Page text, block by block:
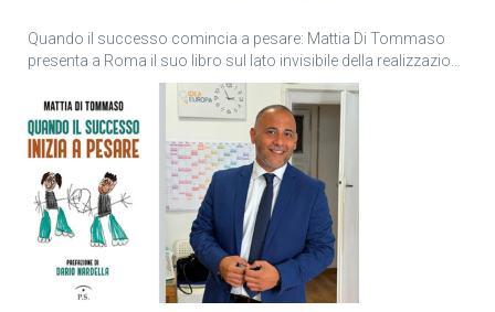
Quando il successo comincia a pesare: Mattia Di Tommaso
presenta a Roma il suo libro sul lato invisibile della realizzazione